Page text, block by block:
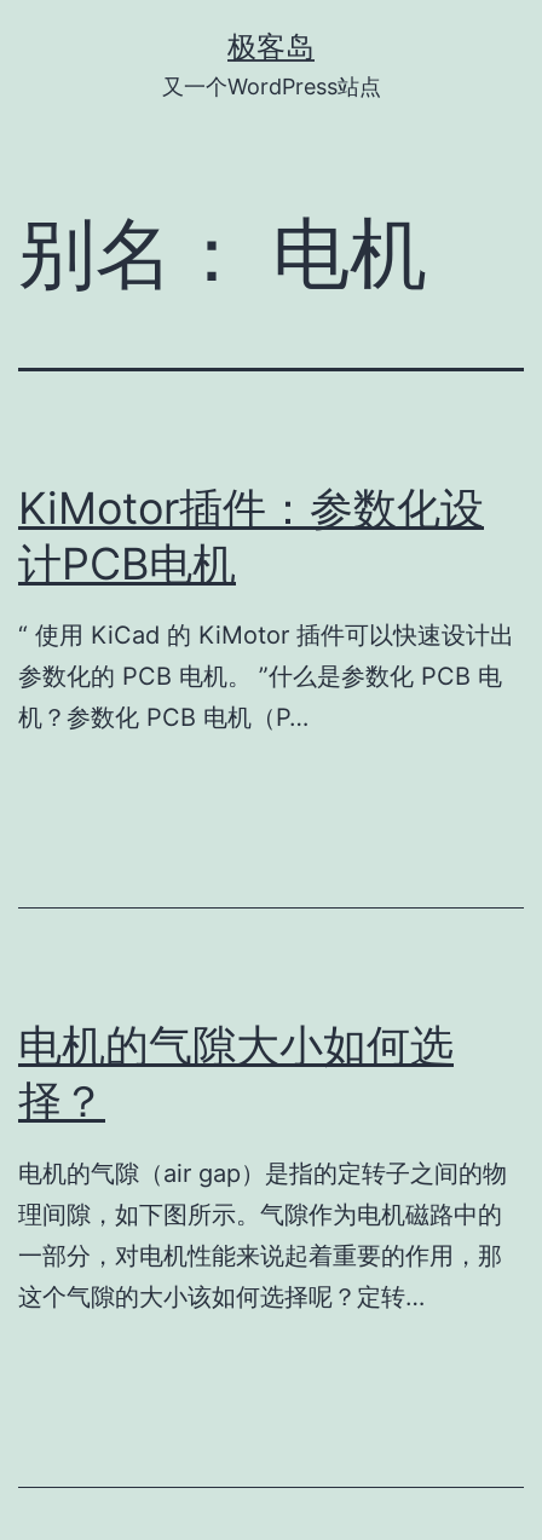
极客岛
又一个WordPress站点
别名： 电机
KiMotor插件：参数化设
计PCB电机
“ 使用 KiCad 的 KiMotor 插件可以快速设计出
参数化的 PCB 电机。 ”什么是参数化 PCB 电
机？参数化 PCB 电机（P…
电机的气隙大小如何选
择？
电机的气隙（air gap）是指的定转子之间的物
理间隙，如下图所示。气隙作为电机磁路中的
一部分，对电机性能来说起着重要的作用，那
这个气隙的大小该如何选择呢？定转…